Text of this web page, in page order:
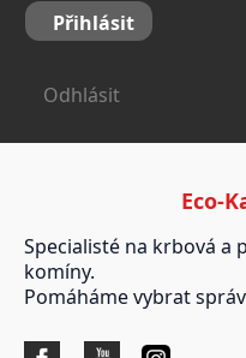
Přihlásit
Odhlásit
Eco-
Specialisté na krbová a
komíny.
Pomáháme vybrat